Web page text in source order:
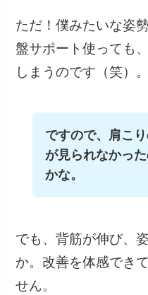
ただ！僕みたいな姿
盤サポート使っても
しまうのです（笑）。
ですので、肩こ
が見られなかっ
かな。
でも、背筋が伸び、
か。改善を体感でき
せん。